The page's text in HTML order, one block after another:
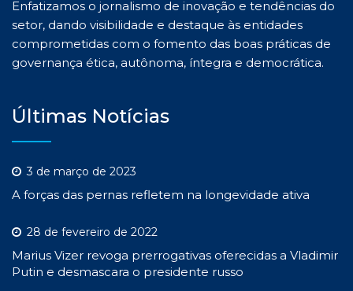
Enfatizamos o jornalismo de inovação e tendências do
setor, dando visibilidade e destaque às entidades
comprometidas com o fomento das boas práticas de
governança ética, autônoma, íntegra e democrática.
Últimas Notícias
3 de março de 2023
A forças das pernas refletem na longevidade ativa
28 de fevereiro de 2022
Marius Vizer revoga prerrogativas oferecidas a Vladimir
Putin e desmascara o presidente russo